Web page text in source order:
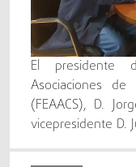
El presidente
Asociaciones
(FEAACS), D.
vicepresidente D.